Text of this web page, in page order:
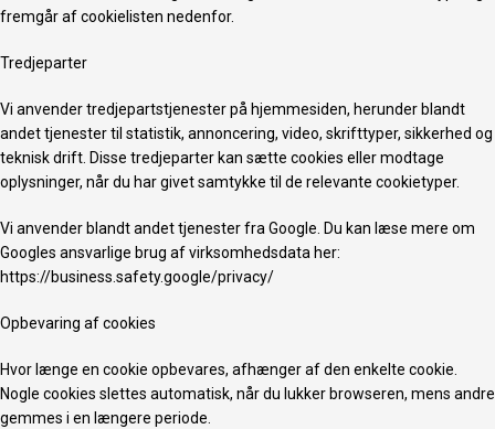
fremgår af cookielisten nedenfor.
Tredjeparter
Vi anvender tredjepartstjenester på hjemmesiden, herunder blandt
andet tjenester til statistik, annoncering, video, skrifttyper, sikkerhed og
teknisk drift. Disse tredjeparter kan sætte cookies eller modtage
oplysninger, når du har givet samtykke til de relevante cookietyper.
Vi anvender blandt andet tjenester fra Google. Du kan læse mere om
Googles ansvarlige brug af virksomhedsdata her:
https://business.safety.google/privacy/
Opbevaring af cookies
Hvor længe en cookie opbevares, afhænger af den enkelte cookie.
Nogle cookies slettes automatisk, når du lukker browseren, mens andre
gemmes i en længere periode.